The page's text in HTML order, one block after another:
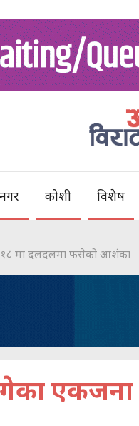
कोशी विशेष
मा दलदलमा फसेको आशंका
एकजना